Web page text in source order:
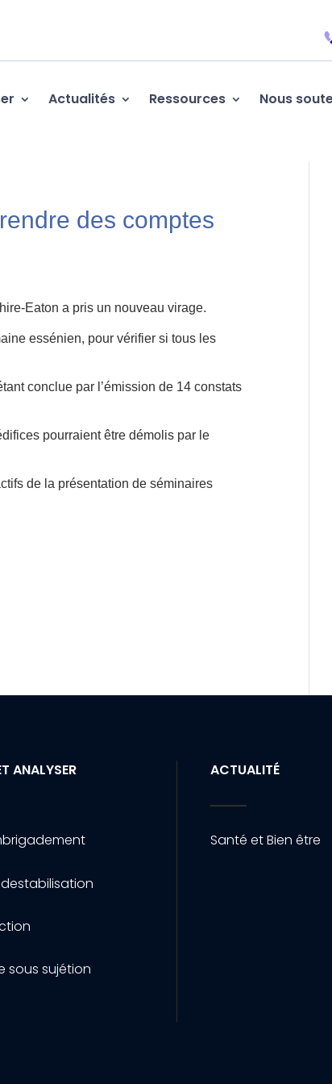
Actualités Ressources Nous
des comptes
Eaton a pris un nouveau virage.
essénien, pour vérifier si tous les
conclue par l’émission de 14 constats
pourraient être démolis par le
de la présentation de séminaires
ANALYSER
sous sujétion
ACTUALITÉ
Santé et Bien être